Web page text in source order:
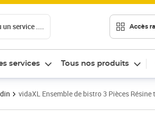
un service .... Accès
services Tous nos produits
vidaXL Ensemble de bistro 3 Pièces Résine